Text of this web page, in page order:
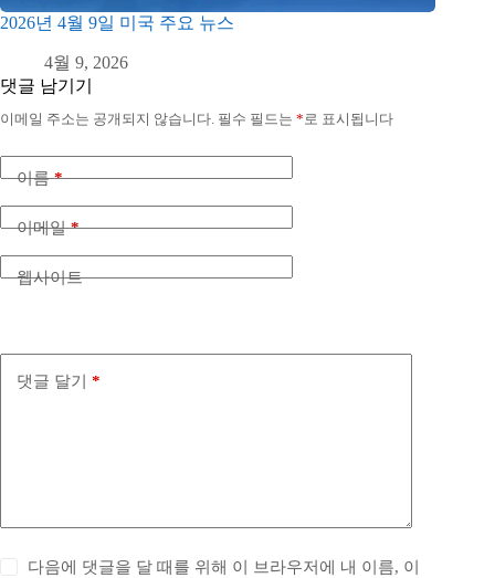
2026년 4월 9일 미국 주요 뉴스
4월 9, 2026
댓글 남기기
이메일 주소는 공개되지 않습니다. 필수 필드는 *로 표시됩니다
이름*
이메일*
웹사이트
댓글 달기 *
다음에 댓글을 달 때를 위해 이 브라우저에 내 이름, 이